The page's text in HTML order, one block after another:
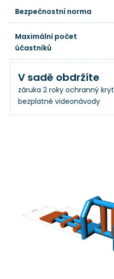
Bezpečnostní norma
Maximální počet
účastníků
V sadě obdržíte
záruka 2 roky ochranný kryt
bezplatné videonávody